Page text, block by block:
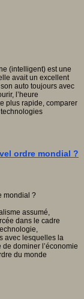
(intelligent) est une
avait un excellent
auto toujours avec
l’heure
plus rapide, comparer
ordre mondial ?
assumé,
dans le cadre
avec lesquelles la
dominer l’économie
du monde